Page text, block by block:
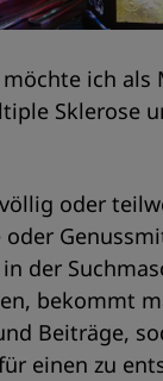
ich als
Sklerose
oder
oder
der
bekommt
Beiträge,
einen zu